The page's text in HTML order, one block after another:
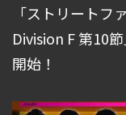
「ストリートフ
Division F 第10
開始！